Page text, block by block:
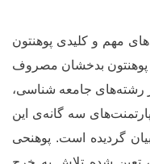
های مهم و کلیدی پوهنتون
پوهنتون بدخشان مصروف
رشتههای جامعه شناسی،
های سه گانهی این
گردیده است. پوهنحی